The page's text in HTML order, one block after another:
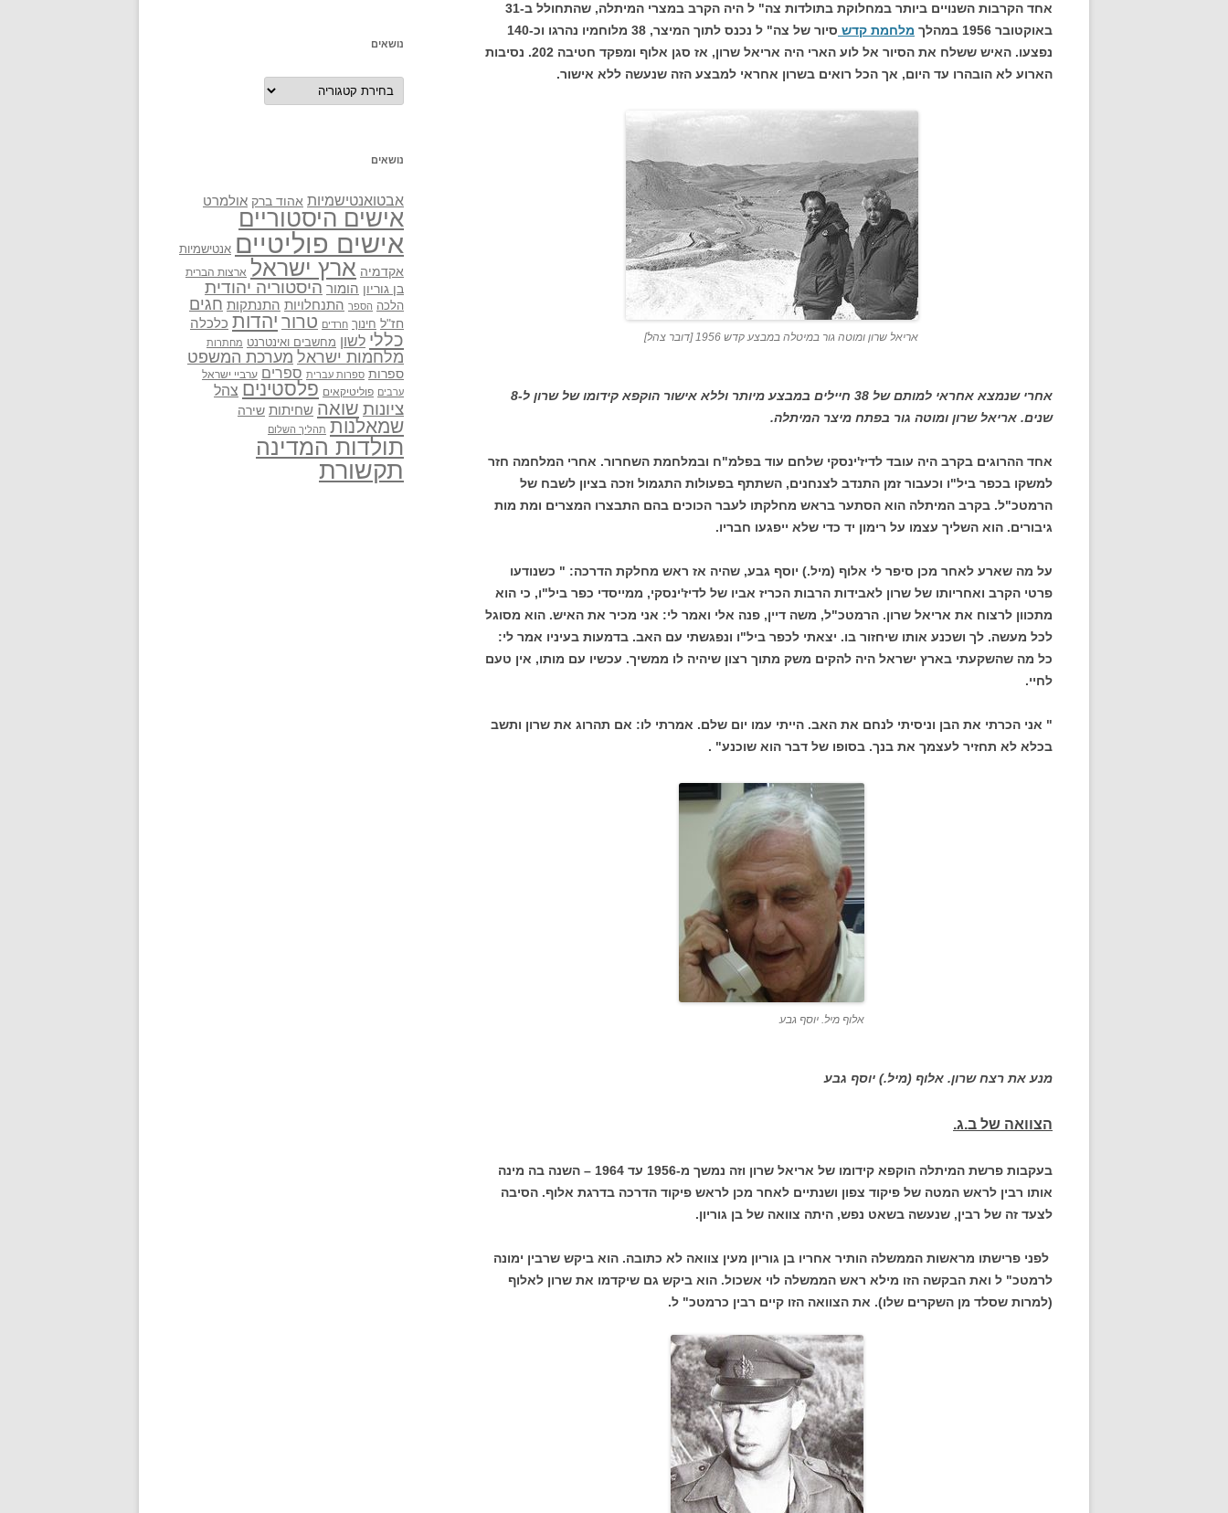
אחד הקרבות השנויים ביותר במחלוקת בתולדות צה" ל היה הקרב במצרי המיתלה, שהתחולל ב-31
באוקטובר 1956 במהלך
מלחמת קדש
סיור של צה" ל נכנס לתוך המיצר, 38 מלוחמיו נהרגו וכ-140
נפצעו. האיש ששלח את הסיור אל לוע הארי היה אריאל שרון, אז סגן אלוף ומפקד חטיבה 202. נסיבות
הארוע לא הובהרו עד היום, אך הכל רואים בשרון אחראי למבצע הזה שנעשה ללא אישור.
אריאל שרון ומוטה גור במיטלה במבצע קדש 1956 [דובר צהל]
אחרי שנמצא אחראי למותם של 38 חיילים במבצע מיותר וללא אישור הוקפא קידומו של שרון ל-8
שנים. אריאל שרון ומוטה גור בפתח מיצר המיתלה.
אחד ההרוגים בקרב היה עובד לדיז'ינסקי שלחם עוד בפלמ"ח ובמלחמת השחרור. אחרי המלחמה חזר
למשקו בכפר ביל"ו וכעבור זמן התנדב לצנחנים, השתתף בפעולות התגמול וזכה בציון לשבח של
הרמטכ"ל. בקרב המיתלה הוא הסתער בראש מחלקתו לעבר הכוכים בהם התבצרו המצרים ומת מות
גיבורים. הוא השליך עצמו על רימון יד כדי שלא ייפגעו חבריו.
על מה שארע לאחר מכן סיפר לי אלוף (מיל.) יוסף גבע, שהיה אז ראש מחלקת הדרכה: " כשנודעו
פרטי הקרב ואחריותו של שרון לאבידות הרבות הכריז אביו של לדיז'ינסקי, ממייסדי כפר ביל"ו, כי הוא
מתכוון לרצוח את אריאל שרון. הרמטכ"ל, משה דיין, פנה אלי ואמר לי: אני מכיר את האיש. הוא מסוגל
לכל מעשה. לך ושכנע אותו שיחזור בו. יצאתי לכפר ביל"ו ונפגשתי עם האב. בדמעות בעיניו אמר לי:
כל מה שהשקעתי בארץ ישראל היה להקים משק מתוך רצון שיהיה לו ממשיך. עכשיו עם מותו, אין טעם
לחיי.
" אני הכרתי את הבן וניסיתי לנחם את האב. הייתי עמו יום שלם. אמרתי לו: אם תהרוג את שרון ותשב
בכלא לא תחזיר לעצמך את בנך. בסופו של דבר הוא שוכנע" .
אלוף מיל. יוסף גבע
מנע את רצח שרון. אלוף (מיל.) יוסף גבע
הצוואה של ב.ג.
בעקבות פרשת המיתלה הוקפא קידומו של אריאל שרון וזה נמשך מ-1956 עד 1964 – השנה בה מינה
אותו רבין לראש המטה של פיקוד צפון ושנתיים לאחר מכן לראש פיקוד הדרכה בדרגת אלוף. הסיבה
לצעד זה של רבין, שנעשה בשאט נפש, היתה צוואה של בן גוריון.
לפני פרישתו מראשות הממשלה הותיר אחריו בן גוריון מעין צוואה לא כתובה. הוא ביקש שרבין ימונה
לרמטכ" ל ואת הבקשה הזו מילא ראש הממשלה לוי אשכול. הוא ביקש גם שיקדמו את שרון לאלוף
(למרות שסלד מן השקרים שלו). את הצוואה הזו קיים רבין כרמטכ" ל.
נושאים
נושאים
נושאים
אבטואנטישמיות אהוד ברק אולמרט
אישים היסטוריים
אישים פוליטיים אנטישמיות
אקדמיה ארץ ישראל ארצות הברית
בן גוריון הומור היסטוריה יהודית
הלכה הספר התנחלויות התנתקות חגים
חז"ל חינוך חרדים טרור יהדות כלכלה
כללי לשון מחשבים ואינטרנט מחתרות
מלחמות ישראל מערכת המשפט
ספרות ספרות עברית ספרים ערביי ישראל
ערבים פוליטיקאים פלסטינים צהל
ציונות שואה שחיתות שירה
שמאלנות תהליך השלום
תולדות המדינה
תקשורת